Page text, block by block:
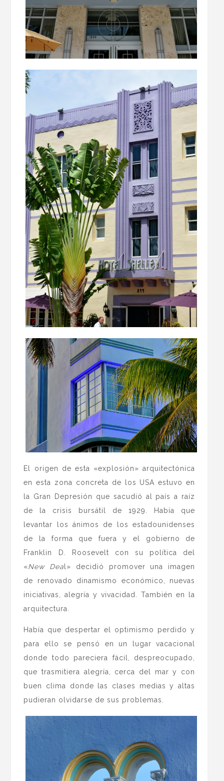
El origen de esta «explosión» arquitectónica
en esta zona concreta de los USA estuvo en
la Gran Depresión que sacudió al país a raíz
de la crisis bursátil de 1929. Había que
levantar los ánimos de los estadounidenses
de la forma que fuera y el gobierno de
Franklin D. Roosevelt con su política del
«New Dea l» decidió promover una imagen
de renovado dinamismo económico, nuevas
iniciativas, alegría y vivacidad. También en la
arquitectura.
Había que despertar el optimismo perdido y
para ello se pensó en un lugar vacacional
donde todo pareciera fácil, despreocupado,
que trasmitiera alegría, cerca del mar y con
buen clima donde las clases medias y altas
pudieran olvidarse de sus problemas.